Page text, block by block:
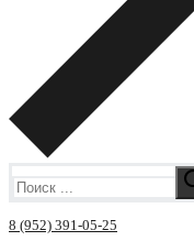
8 (952) 391-05-25